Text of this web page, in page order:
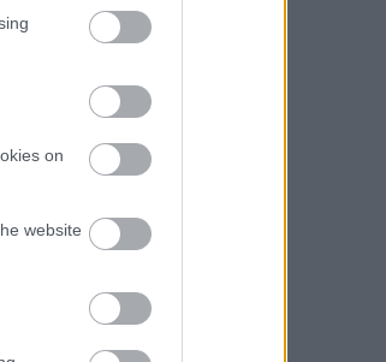
on
website
του Γιώργου
από τις 11
Ρίτα, την Ρόζ, τον
το ταβάνι,
μπορεί να έχει
κέρδους. Έχουν